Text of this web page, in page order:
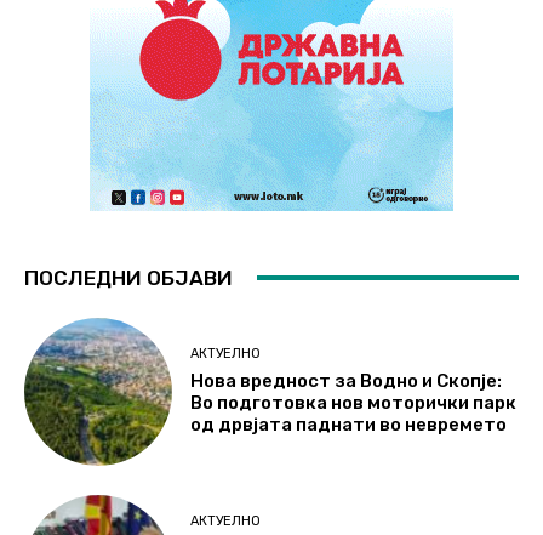
ПОСЛЕДНИ ОБЈАВИ
АКТУЕЛНО
Нова вредност за Водно и Скопје:
Во подготовка нов моторички парк
од дрвјата паднати во невремето
АКТУЕЛНО